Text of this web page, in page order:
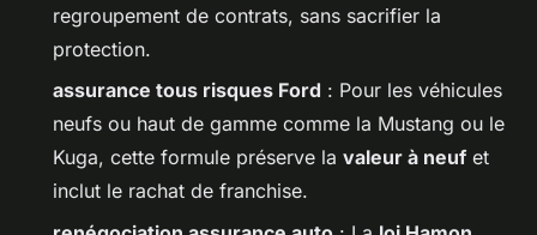
regroupement de contrats, sans sacrifier la
protection.
assurance tous risques Ford : Pour les véhicules
neufs ou haut de gamme comme la Mustang ou le
Kuga, cette formule préserve la valeur à neuf et
inclut le rachat de franchise.